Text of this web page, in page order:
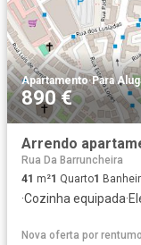
Apartamento·Para
890 €
Arrendo
Rua Da Barruncheira
41 m²1 Quarto1
·Cozinha equipada·
Nova oferta por rentumo